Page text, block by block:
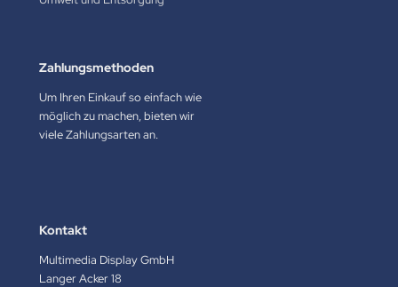
Zahlungsmethoden
Um Ihren Einkauf so einfach wie
möglich zu machen, bieten wir
viele Zahlungsarten an.
Kontakt
Multimedia Display GmbH
Langer Acker 18